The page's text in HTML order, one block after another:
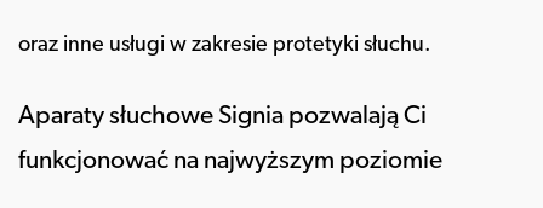
oraz inne usługi w zakresie protetyki słuchu.
Aparaty słuchowe Signia pozwalają Ci
funkcjonować na najwyższym poziomie